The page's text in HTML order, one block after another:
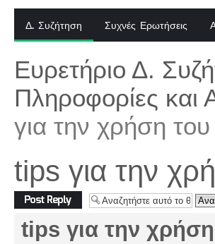
Δ. Συζήτηση Συχνές Ερωτήσεις
Ευρετήριο Δ.
Πληροφορίες και
για την χρήση
tips για την
Δημιουργία
απάντησης
tips για την